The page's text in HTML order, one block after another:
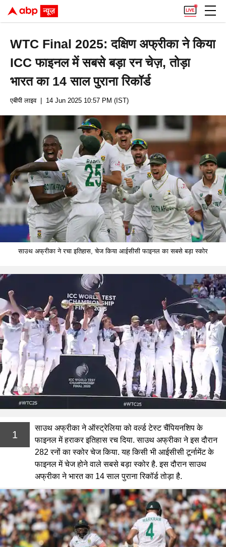
WTC Final 2025: दक्षिण अफ्रीका ने किया
ICC फाइनल में सबसे बड़ा रन चेज़, तोड़ा
भारत का 14 साल पुराना रिकॉर्ड
एबीपी लाइव| 14 Jun 2025 10:57 PM (IST)
साउथ अफ्रीका ने रचा इतिहास, चेज किया आईसीसी फाइनल का सबसे बड़ा स्कोर
1
साउथ अफ्रीका ने ऑस्ट्रेलिया को वर्ल्ड टेस्ट चैंपियनशिप के
फाइनल में हराकर इतिहास रच दिया. साउथ अफ्रीका ने इस दौरान
282 रनों का स्कोर चेज किया. यह किसी भी आईसीसी टूर्नामेंट के
फाइनल में चेज होने वाले सबसे बड़ा स्कोर है. इस दौरान साउथ
अफ्रीका ने भारत का 14 साल पुराना रिकॉर्ड तोड़ा है.